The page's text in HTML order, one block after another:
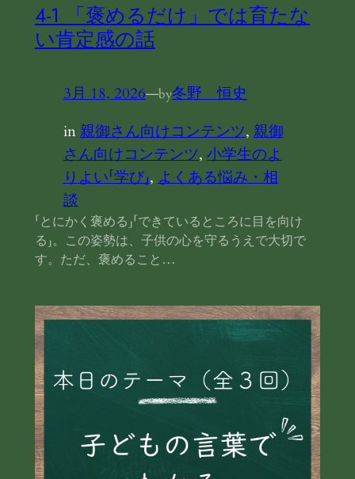
4-1 「褒めるだけ」では育たな
い肯定感の話
3月 18, 2026—by冬野 恒史
in親御さん向けコンテンツ, 親御
さん向けコンテンツ, 小学生のよ
りよい「学び」, よくある悩み・相
談
「とにかく褒める」「できているところに目を向け
る」。この姿勢は、子供の心を守るうえで大切で
す。ただ、褒めること…